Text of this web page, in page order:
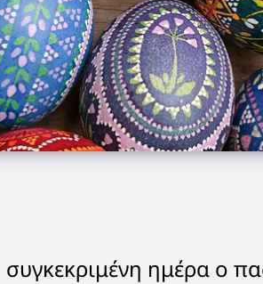
συγκεκριμένη ημέρα ο